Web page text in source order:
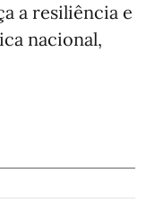
a resiliência e
nacional,